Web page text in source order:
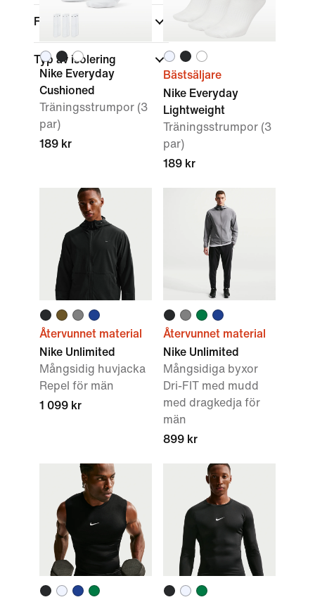
Fleece
Typ av isolering
Nike Everyday
Cushioned
Träningsstrumpor (3
par)
189 kr
Bästsäljare
Nike Everyday
Lightweight
Träningsstrumpor (3
par)
189 kr
Återvunnet material
Nike Unlimited
Mångsidig huvjacka
Repel för män
1 099 kr
Återvunnet material
Nike Unlimited
Mångsidiga byxor
Dri-FIT med mudd
med dragkedja för
män
899 kr